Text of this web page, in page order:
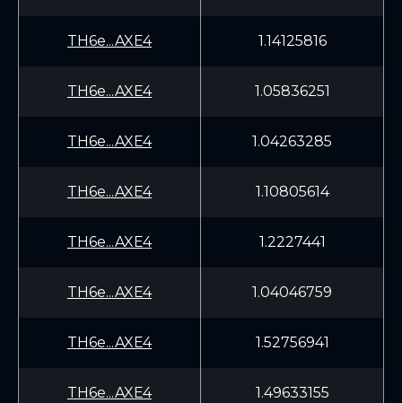
TH6e...AXE4 1.14125816
TH6e...AXE4 1.05836251
TH6e...AXE4 1.04263285
TH6e...AXE4 1.10805614
TH6e...AXE4 1.2227441
TH6e...AXE4 1.04046759
TH6e...AXE4 1.52756941
TH6e...AXE4 1.49633155